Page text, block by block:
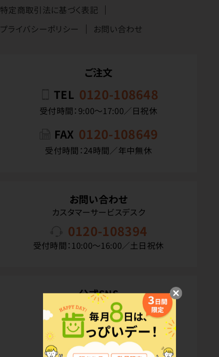
特定商取引法に基づく表記
プライバシーポリシー
お問い合わせ
ご注文
TEL 0120-108648
受付時間：9:00〜17:00／日祝休
FAX 0120-108649
受付時間：24時間／年中無休
お問い合わせ
カスタマーサービスデスク
0120-108394
受付時間：10:00〜16:00／土日祝休
公式SNS